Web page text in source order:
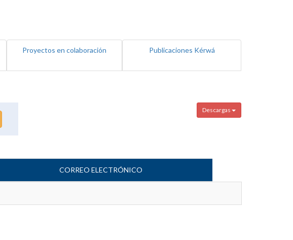
Proyectos en colaboración Publicaciones Kérwá
Descargas
CORREO ELECTRÓNICO